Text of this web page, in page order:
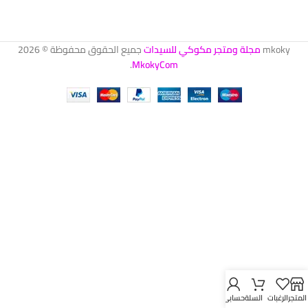
mkokyمجلة ومتجر مكوكي للسيداتجميع الحقوق محفوظة © 2026
MkokyCom
.
المتجرالرغبات السلةحسابي